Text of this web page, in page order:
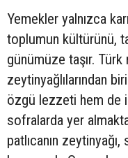
Yemekler yalnızca
toplumun kültürünü,
günümüze taşır. Türk
zeytinyağlılarından
özgü lezzeti hem de
sofralarda yer
patlıcanın